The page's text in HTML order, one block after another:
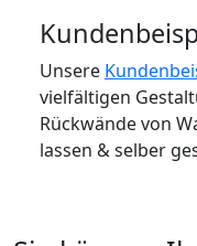
Unsere
vielfältigen
Rückwände von
lassen & selber